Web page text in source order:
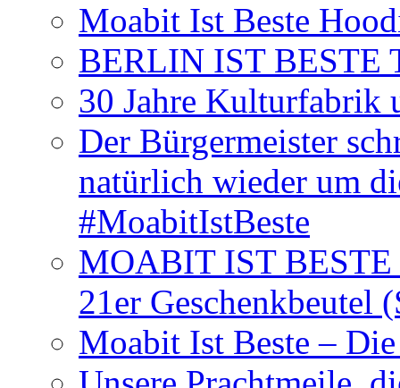
Moabit Ist Beste
BERLIN IST BESTE
30 Jahre Kulturfabrik
Der Bürgermeister
natürlich wieder um
#MoabitIstBeste
MOABIT IST BESTE
21er Geschenkbeutel
Moabit Ist Beste –